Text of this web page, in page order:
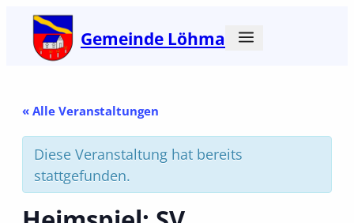
Gemeinde Löhma
« Alle Veranstaltungen
Diese Veranstaltung hat bereits
stattgefunden.